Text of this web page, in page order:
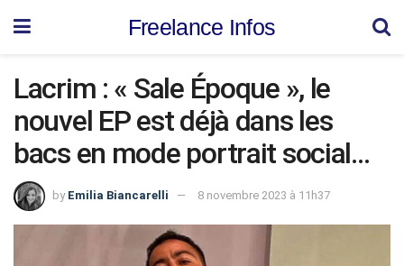
Freelance Infos
Lacrim : « Sale Époque », le
nouvel EP est déjà dans les
bacs en mode portrait social…
by Emilia Biancarelli 8 novembre 2023 à 11h37